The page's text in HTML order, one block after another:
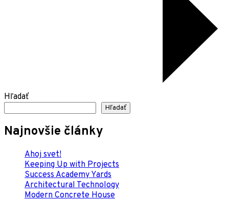
Hľadať
Hľadať
Najnovšie články
Ahoj svet!
Keeping Up with Projects
Success Academy Yards
Architectural Technology
Modern Concrete House